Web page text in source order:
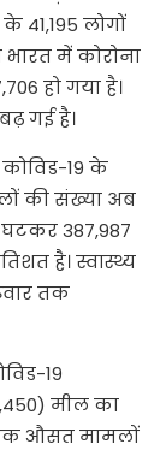
41,195 लोगों
में कोरोना
हो गया है।
गई है।
19 के
की संख्या अब
घटकर 387,987
है। स्वास्थ्य
तक
19
मील का
औसत मामलों